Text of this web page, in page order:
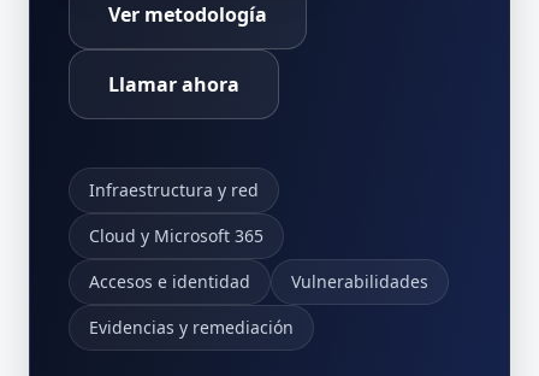
Ver metodología
Llamar ahora
Infraestructura y red
Cloud y Microsoft 365
Accesos e identidad
Vulnerabilidades
Evidencias y remediación